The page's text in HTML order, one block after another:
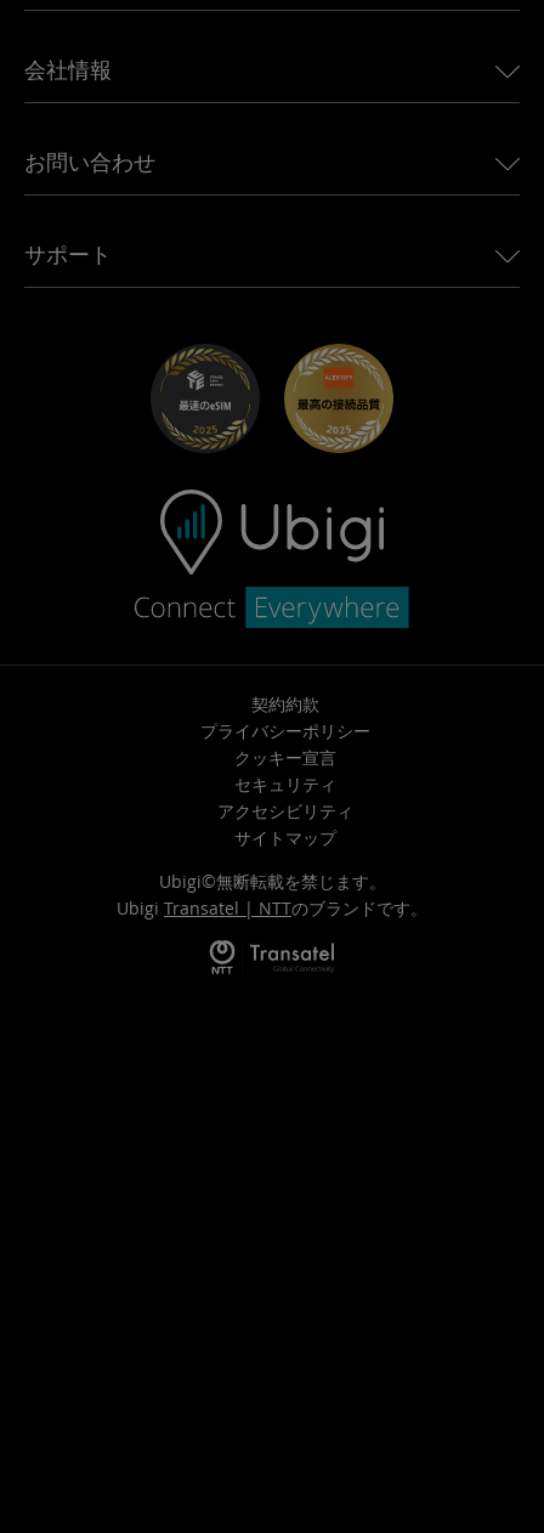
カナダ向けeSIM
アフリカ向けeSIM
すべての目的地を見る
Land Rover向けUbigi
Jeep向けUbigi
Mini向けUbigi
Maserati向けUbigi
会社情報
Ubigi関連プレス
Ubigiアプリ
お問い合わせ
アフェリエイトプログラム
サポート
トラブルシューティング
ヘルプセンター
お問い合わせ先
契約約款
プライバシーポリシー
クッキー宣言
セキュリティ
アクセシビリティ
サイトマップ
Ubigi©無断転載を禁じます。
Ubigi Transatel | NTTのブランドです。